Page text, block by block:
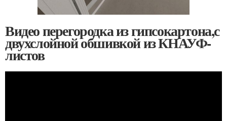
Видео перегородка из гипсокартона,с
двухслойной обшивкой из КНАУФ-
листов